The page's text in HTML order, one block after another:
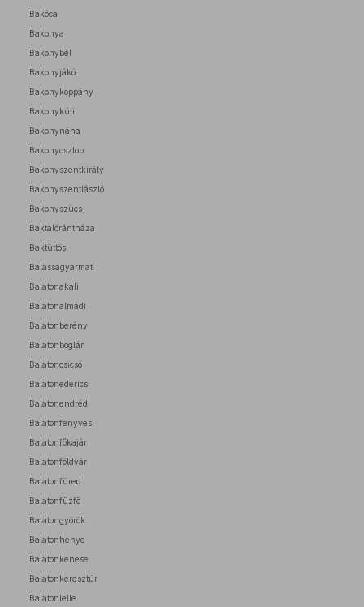
Bakóca
Bakonya
Bakonybél
Bakonyjákó
Bakonykoppány
Bakonykúti
Bakonynána
Bakonyoszlop
Bakonyszentkirály
Bakonyszentlászló
Bakonyszücs
Baktalórántháza
Baktüttös
Balassagyarmat
Balatonakali
Balatonalmádi
Balatonberény
Balatonboglár
Balatoncsicsó
Balatonederics
Balatonendréd
Balatonfenyves
Balatonfőkajár
Balatonföldvár
Balatonfüred
Balatonfűzfő
Balatongyörök
Balatonhenye
Balatonkenese
Balatonkeresztúr
Balatonlelle